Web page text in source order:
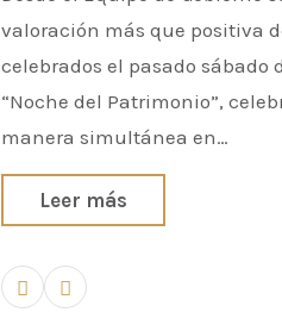
valoración más que positiva
celebrados el pasado sábado
“Noche del Patrimonio”,
manera simultánea en…
Leer más